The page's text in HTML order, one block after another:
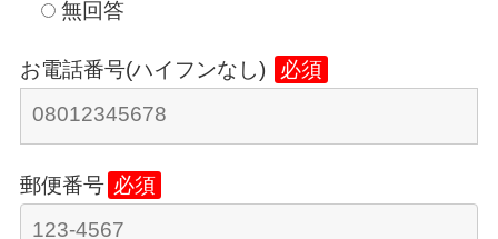
無回答
お電話番号(ハイフンなし) 必須
郵便番号 必須